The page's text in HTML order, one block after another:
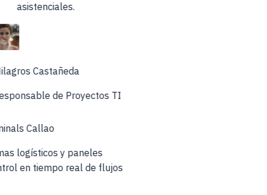
asistenciales.
Castañeda
de Proyectos TI
Callao
logísticos y paneles
en tiempo real de flujos